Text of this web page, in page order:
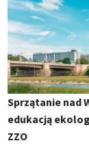
Sprzątanie nad
edukacją
ZZO